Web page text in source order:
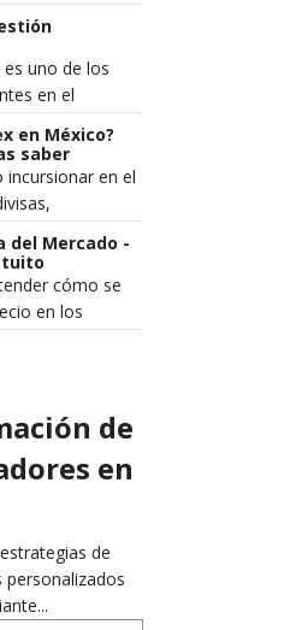
a la
uno de los
en el
a los traders
de ...
en México?
saber
incursionar en el
¿es
Es...
del Mercado -
cómo se
en los
de la
de
en
de